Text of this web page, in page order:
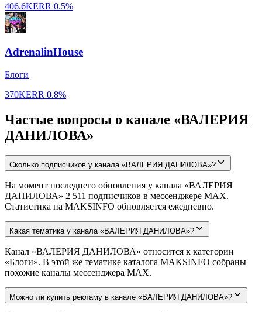
406.6KERR 0.5%
AdrenalinHouse
Блоги
370KERR 0.8%
Частые вопросы о канале «ВАЛЕРИЯ
ДАНИЛОВА»
Сколько подписчиков у канала «ВАЛЕРИЯ ДАНИЛОВА»?
На момент последнего обновления у канала «ВАЛЕРИЯ
ДАНИЛОВА» 2 511 подписчиков в мессенджере MAX.
Статистика на MAKSINFO обновляется ежедневно.
Какая тематика у канала «ВАЛЕРИЯ ДАНИЛОВА»?
Канал «ВАЛЕРИЯ ДАНИЛОВА» относится к категории
«Блоги». В этой же тематике каталога MAKSINFO собраны
похожие каналы мессенджера MAX.
Можно ли купить рекламу в канале «ВАЛЕРИЯ ДАНИЛОВА»?